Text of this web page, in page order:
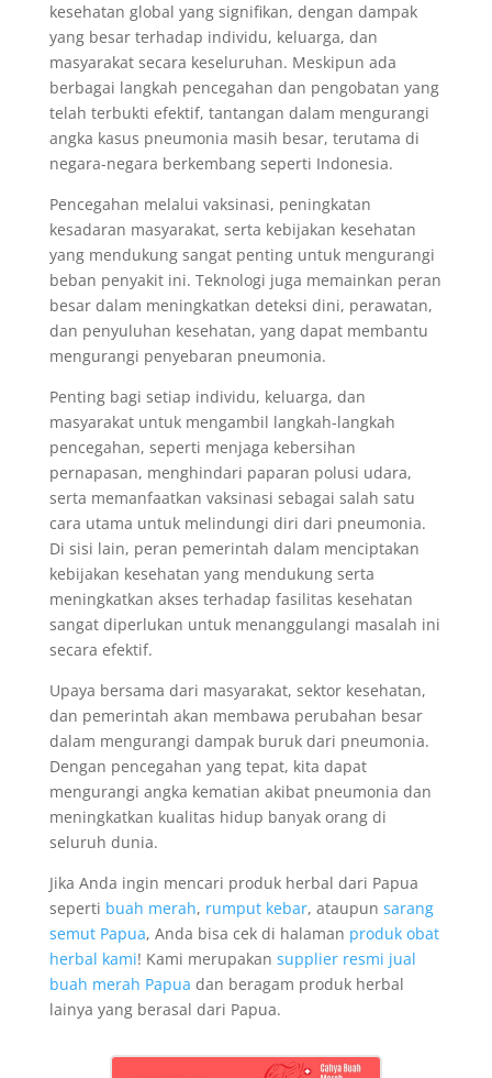
kesehatan global yang signifikan, dengan dampak
yang besar terhadap individu, keluarga, dan
masyarakat secara keseluruhan. Meskipun ada
berbagai langkah pencegahan dan pengobatan yang
telah terbukti efektif, tantangan dalam mengurangi
angka kasus pneumonia masih besar, terutama di
negara-negara berkembang seperti Indonesia.
Pencegahan melalui vaksinasi, peningkatan
kesadaran masyarakat, serta kebijakan kesehatan
yang mendukung sangat penting untuk mengurangi
beban penyakit ini. Teknologi juga memainkan peran
besar dalam meningkatkan deteksi dini, perawatan,
dan penyuluhan kesehatan, yang dapat membantu
mengurangi penyebaran pneumonia.
Penting bagi setiap individu, keluarga, dan
masyarakat untuk mengambil langkah-langkah
pencegahan, seperti menjaga kebersihan
pernapasan, menghindari paparan polusi udara,
serta memanfaatkan vaksinasi sebagai salah satu
cara utama untuk melindungi diri dari pneumonia.
Di sisi lain, peran pemerintah dalam menciptakan
kebijakan kesehatan yang mendukung serta
meningkatkan akses terhadap fasilitas kesehatan
sangat diperlukan untuk menanggulangi masalah ini
secara efektif.
Upaya bersama dari masyarakat, sektor kesehatan,
dan pemerintah akan membawa perubahan besar
dalam mengurangi dampak buruk dari pneumonia.
Dengan pencegahan yang tepat, kita dapat
mengurangi angka kematian akibat pneumonia dan
meningkatkan kualitas hidup banyak orang di
seluruh dunia.
Jika Anda ingin mencari produk herbal dari Papua
seperti buah merah, rumput kebar, ataupun sarang
semut Papua, Anda bisa cek di halaman produk obat
herbal kami! Kami merupakan supplier resmi jual
buah merah Papua dan beragam produk herbal
lainya yang berasal dari Papua.